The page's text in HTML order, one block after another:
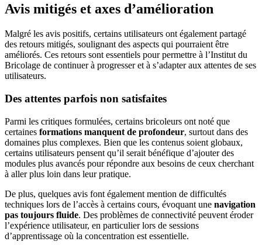
Avis mitigés et axes d’amélioration
Malgré les avis positifs, certains utilisateurs ont également partagé
des retours mitigés, soulignant des aspects qui pourraient être
améliorés. Ces retours sont essentiels pour permettre à l’Institut du
Bricolage de continuer à progresser et à s’adapter aux attentes de ses
utilisateurs.
Des attentes parfois non satisfaites
Parmi les critiques formulées, certains bricoleurs ont noté que
certaines formations manquent de profondeur, surtout dans des
domaines plus complexes. Bien que les contenus soient globaux,
certains utilisateurs pensent qu’il serait bénéfique d’ajouter des
modules plus avancés pour répondre aux besoins de ceux cherchant
à aller plus loin dans leur pratique.
De plus, quelques avis font également mention de difficultés
techniques lors de l’accès à certains cours, évoquant une navigation
pas toujours fluide. Des problèmes de connectivité peuvent éroder
l’expérience utilisateur, en particulier lors de sessions
d’apprentissage où la concentration est essentielle.